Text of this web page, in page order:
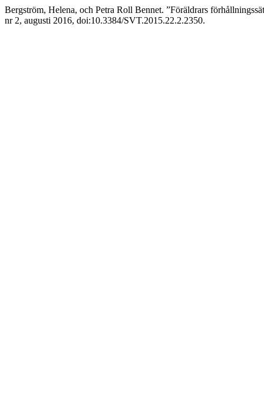
Bergström, Helena, och Petra Roll Bennet. ”Föräldrars
nr 2, augusti 2016, doi:10.3384/SVT.2015.22.2.2350.